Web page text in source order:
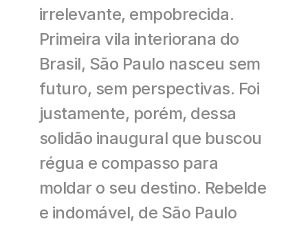
irrelevante, empobrecida.
Primeira vila interiorana do
Brasil, São Paulo nasceu sem
futuro, sem perspectivas. Foi
justamente, porém, dessa
solidão inaugural que buscou
régua e compasso para
moldar o seu destino. Rebelde
e indomável, de São Paulo